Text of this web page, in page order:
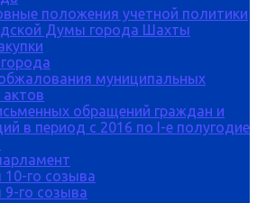
положения учетной политики
Думы города Шахты
муниципальных
обращений граждан и
в период с 2016 по I-е полугодие
го созыва
го созыва